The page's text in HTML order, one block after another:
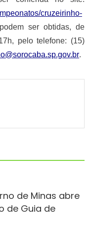
cruzeirinho-
ser obtidas, de
pelo telefone: (15)
.
de Minas abre
de Guia de